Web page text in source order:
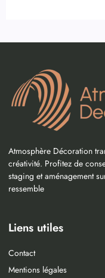
Atmosphère Décoration
créativité. Profitez de
staging et aménagement
ressemble
Liens utiles
Contact
Mentions légales